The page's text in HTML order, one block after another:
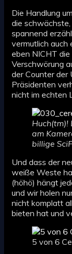
Die Handlung
die
spannend
vermutlich auch
eben NICHT
Verschwörung
der Counter der
Präsidenten
nicht im echten
Huch(tm)!
am
billige
Und dass der
weiße Weste
(höhö) hängt
und wir holen
nicht komplatt
bieten hat und
5 von 6